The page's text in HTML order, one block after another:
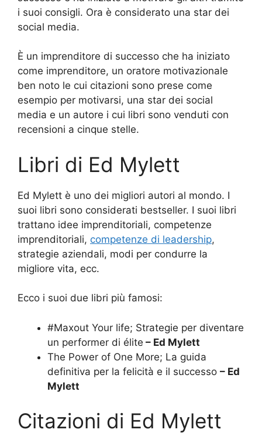
i suoi consigli. Ora è considerato una star dei
social media.
È un imprenditore di successo che ha iniziato
come imprenditore, un oratore motivazionale
ben noto le cui citazioni sono prese come
esempio per motivarsi, una star dei social
media e un autore i cui libri sono venduti con
recensioni a cinque stelle.
Libri di Ed Mylett
Ed Mylett è uno dei migliori autori al mondo. I
suoi libri sono considerati bestseller. I suoi libri
trattano idee imprenditoriali, competenze
imprenditoriali, competenze di leadership,
strategie aziendali, modi per condurre la
migliore vita, ecc.
Ecco i suoi due libri più famosi:
#Maxout Your life; Strategie per diventare
un performer di élite – Ed Mylett
The Power of One More; La guida
definitiva per la felicità e il successo – Ed
Mylett
Citazioni di Ed Mylett